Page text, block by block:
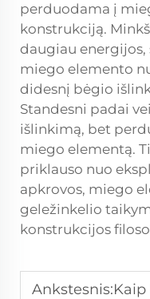
perduodama į
konstrukciją.
daugiau
miego elemento
didesnį bėgio
Standesni padai
išlinkimą, bet
miego elementą.
priklauso nuo
apkrovos, miego
geležinkelio
konstrukcijos
Ankstesnis:Kaip bėgių